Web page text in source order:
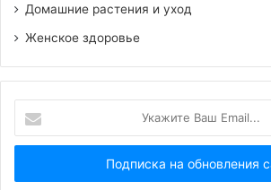
Домашние растения и уход
Женское здоровье
Ваш
Email...